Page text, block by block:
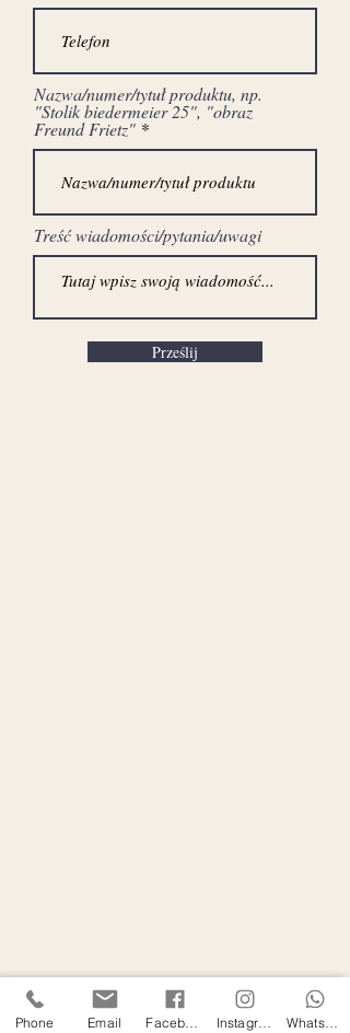
Nazwa/numer/tytuł produktu, np.
"Stolik biedermeier 25", "obraz
Freund Frietz"
Treść wiadomości/pytania/uwagi
Prześlij
Phone Email WhatsApp